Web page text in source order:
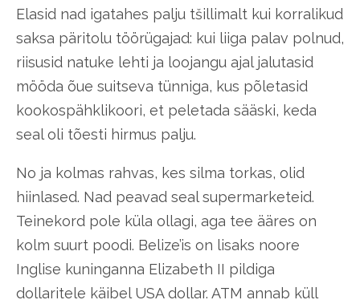
Elasid nad igatahes palju tšillimalt kui korralikud
saksa päritolu töörügajad: kui liiga palav polnud,
riisusid natuke lehti ja loojangu ajal jalutasid
mööda õue suitseva tünniga, kus põletasid
kookospähklikoori, et peletada sääski, keda
seal oli tõesti hirmus palju.
No ja kolmas rahvas, kes silma torkas, olid
hiinlased. Nad peavad seal supermarketeid.
Teinekord pole küla ollagi, aga tee ääres on
kolm suurt poodi. Belize’is on lisaks noore
Inglise kuninganna Elizabeth II pildiga
dollaritele käibel USA dollar. ATM annab küll